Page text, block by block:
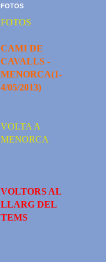
FOTOS
FOTOS
CAMI DE
CAVALLS -
MENORCA(1-
4/05/2013)
VOLTA A
MENORCA
VOLTORS AL
LLARG DEL
TEMS